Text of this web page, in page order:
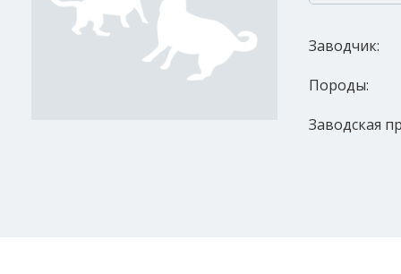
Заводчик:
Породы:
Заводская